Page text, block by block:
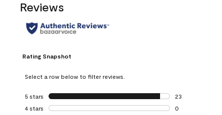
Reviews
Rating Snapshot
Select a row below to filter reviews.
5 stars stars
23
23 reviews with
4 stars stars
0